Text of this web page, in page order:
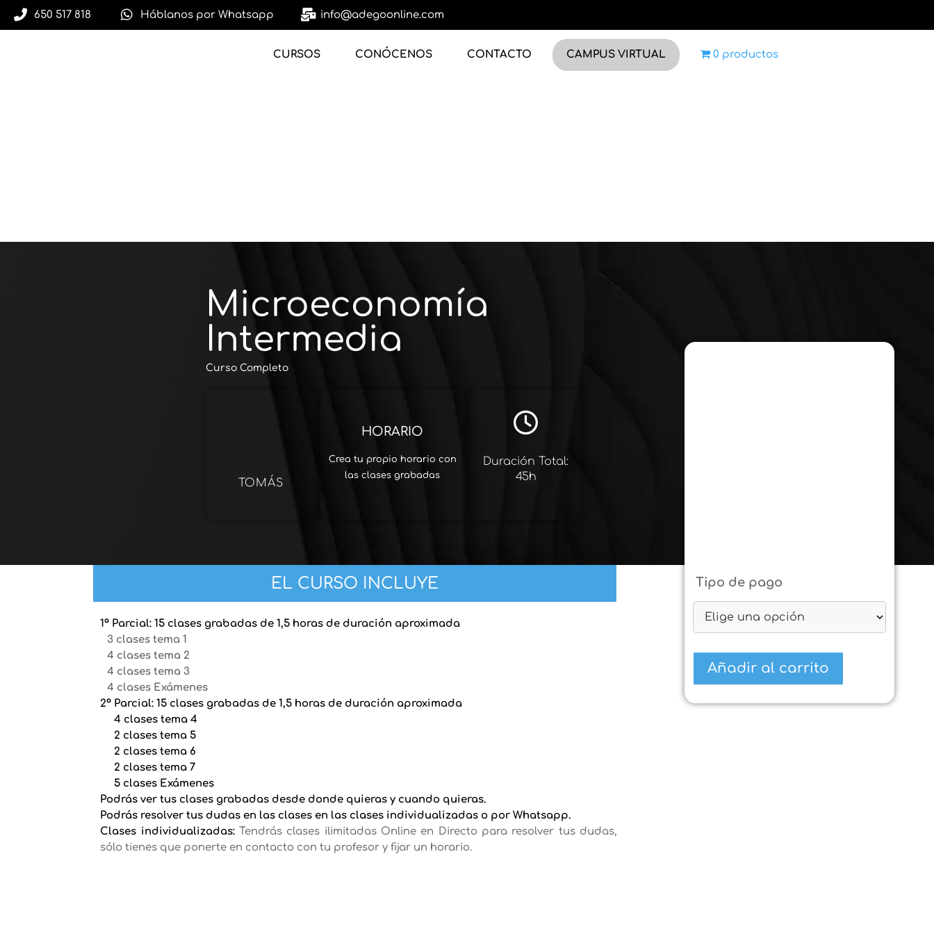
650 517 818 Háblanos por Whatsapp info@adegoonline.com
CURSOS CONÓCENOS CONTACTO CAMPUS VIRTUAL 0 productos
Microeconomía
Intermedia
Curso Completo
TOMÁS
HORARIO
Crea tu propio horario con
las clases grabadas
Duración Total:
45h
Tipo de pago
Añadir al carrito
EL CURSO INCLUYE
1º Parcial: 15 clases grabadas de 1,5 horas de duración aproximada
3 clases tema 1
4 clases tema 2
4 clases tema 3
4 clases Exámenes
2º Parcial: 15 clases grabadas de 1,5 horas de duración aproximada
4 clases tema 4
2 clases tema 5
2 clases tema 6
2 clases tema 7
5 clases Exámenes
Podrás ver tus clases grabadas desde donde quieras y cuando quieras.
Podrás resolver tus dudas en las clases en las clases individualizadas o por Whatsapp.
Clases individualizadas:Tendrás clases ilimitadas Online en Directo para resolver tus dudas,
sólo tienes que ponerte en contacto con tu profesor y fijar un horario.